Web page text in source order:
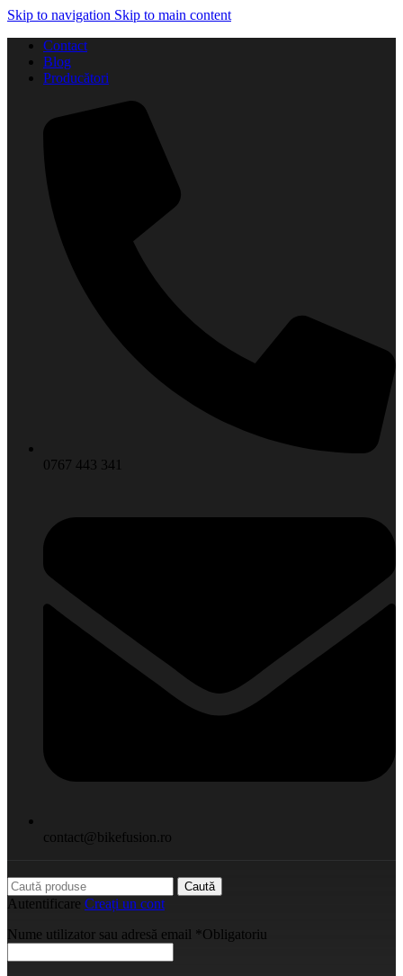
Skip to navigation Skip to main content
Contact
Blog
Producători
0767 443 341
contact@bikefusion.ro
Caută
Autentificare Creați un cont
Nume utilizator sau adresă email *Obligatoriu